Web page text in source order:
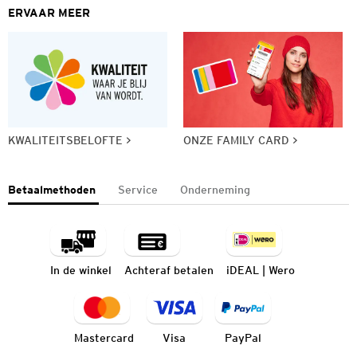
ERVAAR MEER
KWALITEITSBELOFTE ONZE FAMILY CARD
Betaalmethoden Service Onderneming
In de winkel Achteraf betalen iDEAL | Wero
Mastercard Visa PayPal